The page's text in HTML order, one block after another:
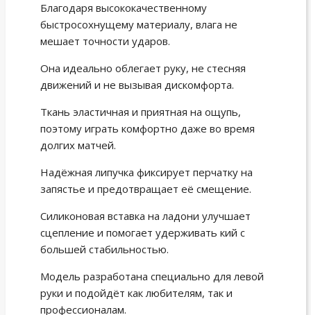
Благодаря высококачественному
быстросохнущему материалу, влага не
мешает точности ударов.
Она идеально облегает руку, не стесняя
движений и не вызывая дискомфорта.
Ткань эластичная и приятная на ощупь,
поэтому играть комфортно даже во время
долгих матчей.
Надёжная липучка фиксирует перчатку на
запястье и предотвращает её смещение.
Силиконовая вставка на ладони улучшает
сцепление и помогает удерживать кий с
большей стабильностью.
Модель разработана специально для левой
руки и подойдёт как любителям, так и
профессионалам.